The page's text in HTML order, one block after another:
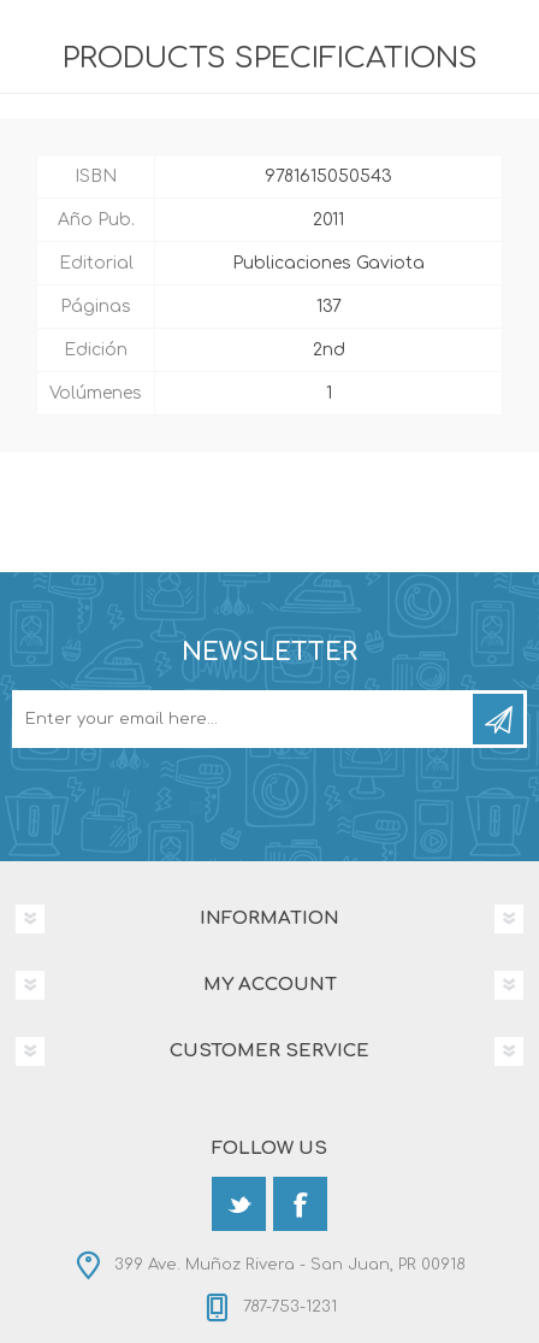
PRODUCTS SPECIFICATIONS
ISBN 9781615050543
Año Pub. 2011
Editorial Publicaciones Gaviota
Páginas 137
Edición 2nd
Volúmenes 1
NEWSLETTER
INFORMATION
MY ACCOUNT
CUSTOMER SERVICE
FOLLOW US
399 Ave. Muñoz Rivera - San Juan, PR 00918
787-753-1231